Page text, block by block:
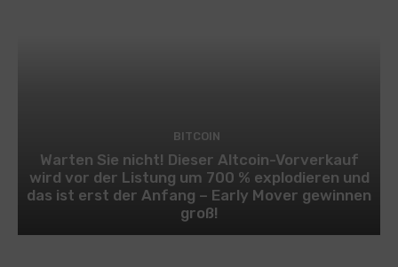
BITCOIN
Warten Sie nicht! Dieser Altcoin-Vorverkauf
wird vor der Listung um 700 % explodieren und
das ist erst der Anfang – Early Mover gewinnen
groß!